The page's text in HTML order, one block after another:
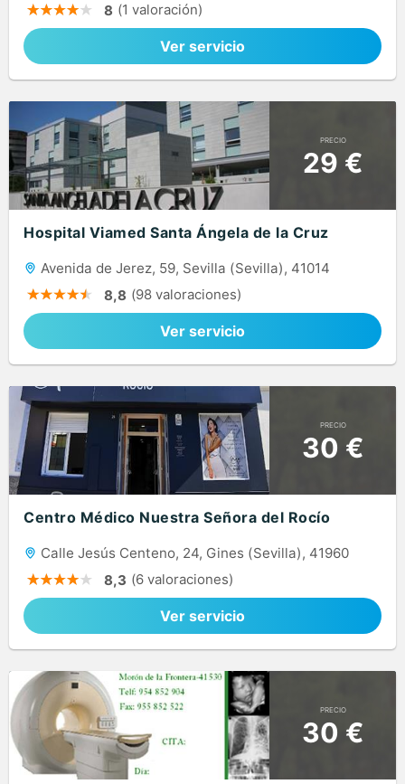
8 (1 valoración)
Ver servicio
PRECIO
29 €
Hospital Viamed Santa Ángela de la Cruz
Avenida de Jerez, 59, Sevilla (Sevilla), 41014
8,8 (98 valoraciones)
Ver servicio
PRECIO
30 €
Centro Médico Nuestra Señora del Rocío
Calle Jesús Centeno, 24, Gines (Sevilla), 41960
8,3 (6 valoraciones)
Ver servicio
PRECIO
30 €